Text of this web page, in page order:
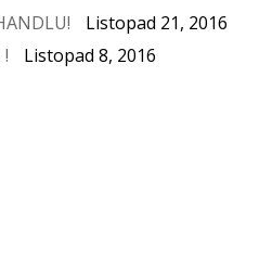
Listopad 21, 2016
Listopad 8, 2016